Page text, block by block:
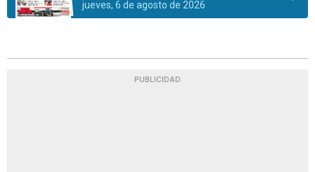
jueves, 6 de agosto de 2026
PUBLICIDAD